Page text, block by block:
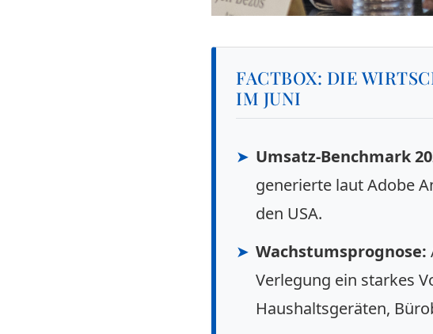
FACTBOX: DIE
IM JUNI
➤ Umsatz-Benchmark
generierte laut Adobe
den USA.
➤ Wachstumsprognose:
Verlegung ein starkes
Haushaltsgeräten,